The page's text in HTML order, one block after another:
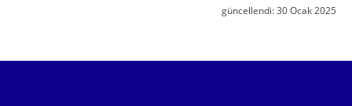
güncellendi:30 Ocak 2025